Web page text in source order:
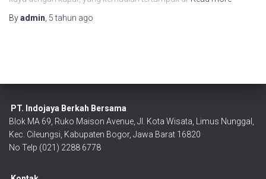
Byadmin 5 tahun ago
PT. Indojaya Berkah Bersama
Blok MA 69, Ruko Maison Avenue, Jl. Kota Wisata, Limus Nunggal,
Kec. Cileungsi, Kabupaten Bogor, Jawa Barat 16820
No Telp (021) 2288 6778